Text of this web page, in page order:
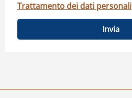
Trattamento dei dati personali
Invia